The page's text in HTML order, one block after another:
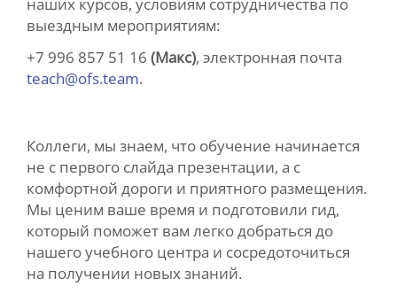
ОСТЕОПАТИЯ ДЛЯ КОЛЛЕГ
ЗАПИСЬ
ПАЦИЕНТАМ
КАК ЭТО БЫЛО
УЧЕБНЫЕ МАТЕРИАЛЫ
ОСТЕОПАТИЯ ДЛЯ КОЛЛЕГ
ЗАПИСЬ
КОНТАКТНАЯ ИНФОРМАЦИЯ
ПАЦИЕНТАМ
наших курсов, условиям сотрудничества по
выездным мероприятиям:
+7 996 857 51 16 (Макс), электронная почта
teach@ofs.team.
Коллеги, мы знаем, что обучение начинается
не с первого слайда презентации, а с
комфортной дороги и приятного размещения.
Мы ценим ваше время и подготовили гид,
который поможет вам легко добраться до
нашего учебного центра и сосредоточиться
на получении новых знаний.